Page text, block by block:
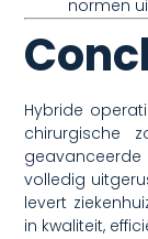
normen
Hybride
chirurgische
geavanceerde
volledig
levert
in kwaliteit,